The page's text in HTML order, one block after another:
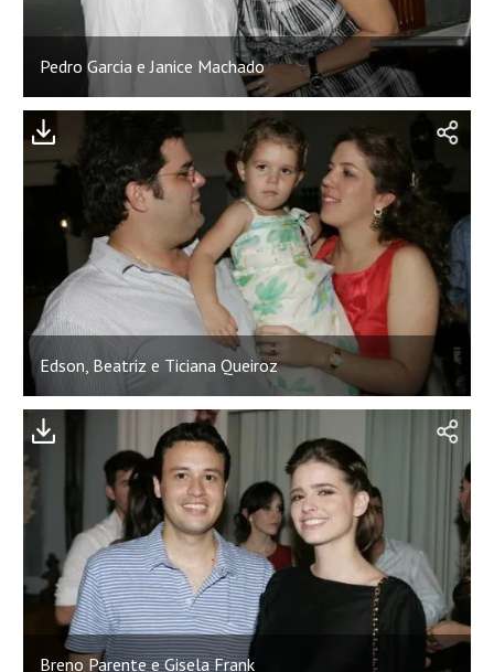
Pedro Garcia e Janice Machado
Edson, Beatriz e Ticiana Queiroz
Breno Parente e Gisela Frank